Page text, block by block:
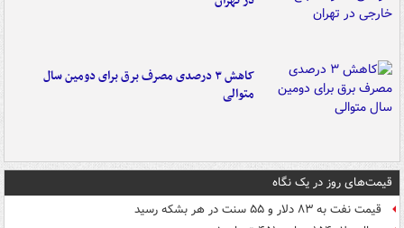
کاهش ۳ درصدی مصرف برق برای دومین سال
متوالی
قیمت‌های روز در یک نگاه
قیمت نفت به ۸۳ دلار و ۵۵ سنت در هر بشکه رسید